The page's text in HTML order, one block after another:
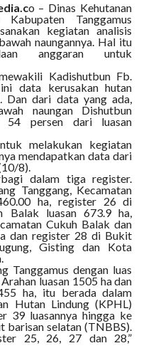
o – Dinas Kehutanan
Tanggamus
kegiatan analisis
naungannya. Hal itu
anggaran untuk
Kadishutbun Fb.
data kerusakan hutan
Dan dari data yang ada,
naungan Dishutbun
54 persen dari luasan
melakukan kegiatan
mendapatkan data dari
8).
dalam tiga register.
Tanggang, Kecamatan
ha, register 26 di
Balak luasan 673.9 ha,
Cukuh Balak dan
dan register 28 di Bukit
Gisting dan Kota
Tanggamus dengan luas
luasan 1505 ha dan
ha, itu berada dalam
Hutan Lindung (KPHL)
39 luasannya hingga ke
barisan selatan (TNBBS).
25, 26, 27 dan 28,”